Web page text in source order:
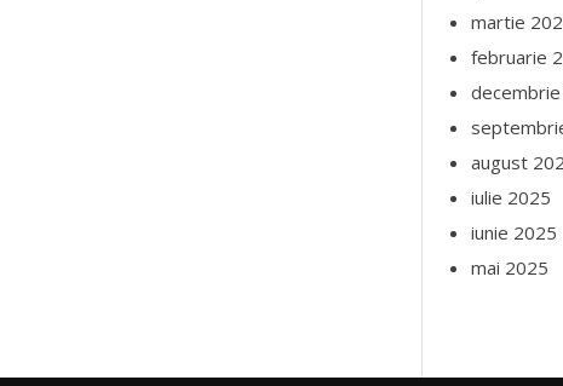
martie
februarie
august
iulie 2025
iunie 2025
mai 2025